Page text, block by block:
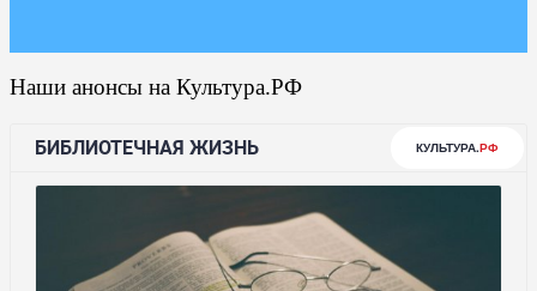
Наши анонсы на Культура.РФ